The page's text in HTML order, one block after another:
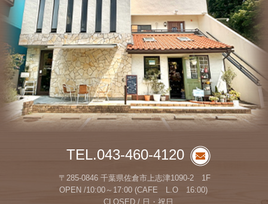
TEL.043-460-4120
〒285-0846 千葉県佐倉市上志津1090-2 1F
OPEN /10:00～17:00 (CAFE L.O 16:00)
CLOSED / 日・祝日